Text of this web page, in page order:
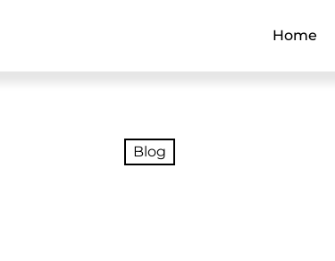
Home
Blog